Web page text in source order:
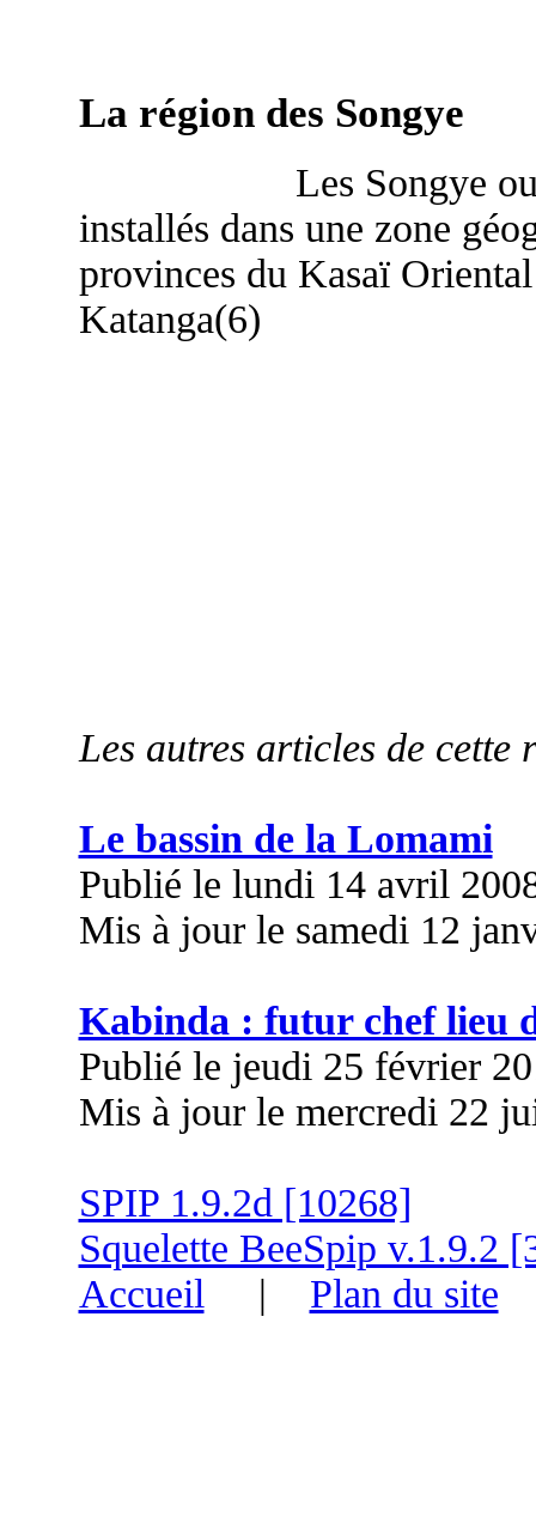
La région des Songye
Les Songye
installés dans une zone
provinces du Kasaï
Katanga(6)
Les autres articles de cette
Le bassin de la Lomami
Publié le lundi 14 avril
Mis à jour le samedi 12
Kabinda : futur chef lieu
Publié le jeudi 25 février
Mis à jour le mercredi 22
SPIP 1.9.2d [10268]
Squelette BeeSpip v.1.9.2
Accueil | Plan du site